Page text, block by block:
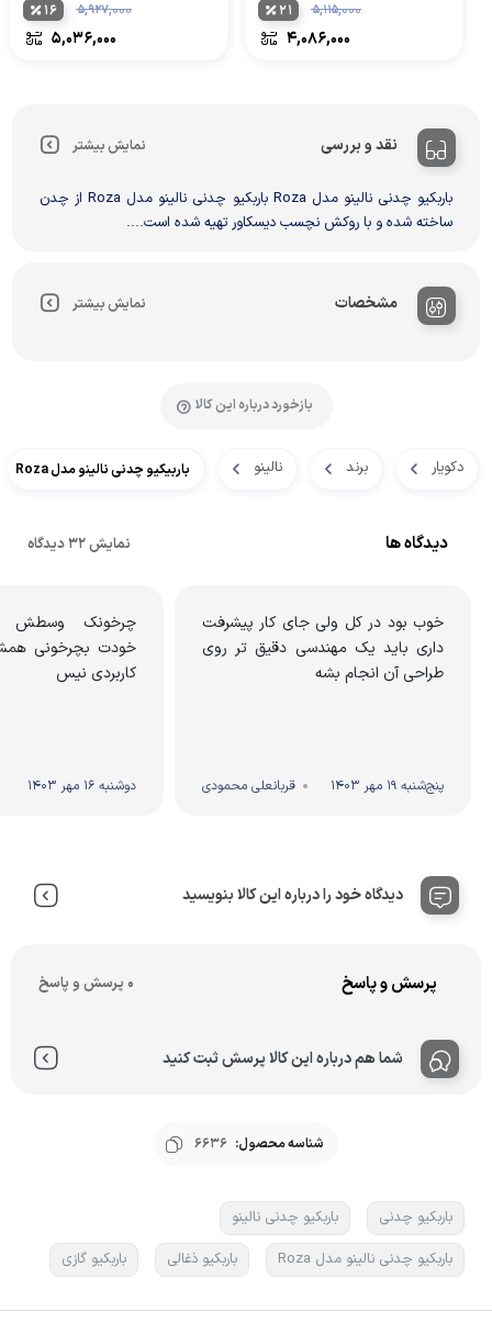
۵,۱۱۵,۰۰۰
۴,۰۸۶,۰۰۰
۲۱ ۵,۹۲۷,۰۰۰
۵,۰۳۶,۰۰۰
۱۶
نقد و بررسی نمایش بیشتر
باربکیو چدنی نالینو مدل Roza باربکیو چدنی نالینو مدل Roza از چدن
ساخته شده و با روکش نچسب دیسکاور تهیه شده است....
مشخصات نمایش بیشتر
بازخورد درباره این کالا
دکویار برند نالینو باربیکیو چدنی نالینو مدل Roza
دیدگاه ها نمایش 32 دیدگاه
خوب بود در کل ولی جای کار پیشرفت
داری باید یک مهندسی دقیق تر روی
طراحی آن انجام بشه
پنج‌شنبه 19 مهر 1403 قربانعلی محمودی
چرخونک وسطش
خودت بچرخونی
کاربردی نیس
دوشنبه 16 مهر 1403
دیدگاه خود را درباره این کالا بنویسید
پرسش و پاسخ 0 پرسش و پاسخ
شما هم درباره این کالا پرسش ثبت کنید
شناسه محصول: 6636
باربکیو چدنی
باربکیو چدنی نالینو
باربکیو چدنی نالینو مدل Roza
باربکیو ذغالی باربکیو گازی